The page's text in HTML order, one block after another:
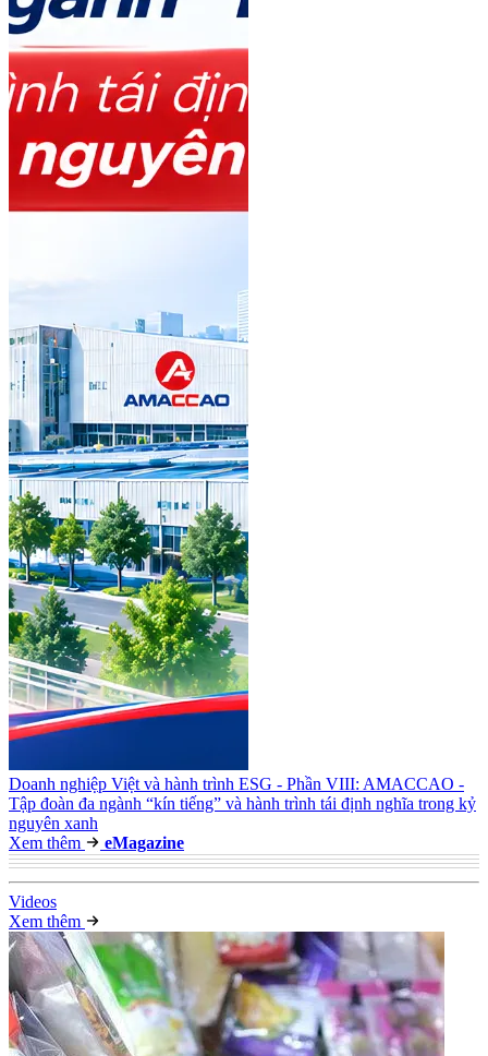
Doanh nghiệp Việt và hành trình ESG - Phần VIII: AMACCAO -
Tập đoàn đa ngành “kín tiếng” và hành trình tái định nghĩa trong kỷ
nguyên xanh
Xem thêm
eMagazine
Videos
Xem thêm